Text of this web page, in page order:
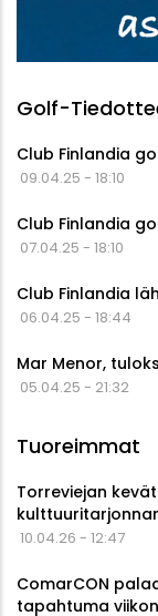
Golf-
Club Finlandia
09.04.25 - 18:10
Club Finlandia
07.04.25 - 18:10
Club Finlandia
06.04.25 - 18:44
Mar Menor,
05.04.25 - 21:32
Tuoreimmat
Torreviejan
10.04.26 - 12:47
ComarCON
tapahtuma